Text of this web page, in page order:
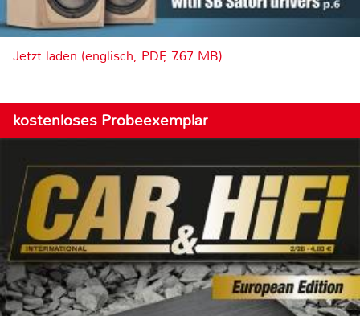
Jetzt laden (englisch, PDF, 7.67 MB)
kostenloses Probeexemplar